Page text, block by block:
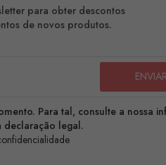
para obter descontos
de novos produtos.
Para tal, consulte a nossa
declaração legal.